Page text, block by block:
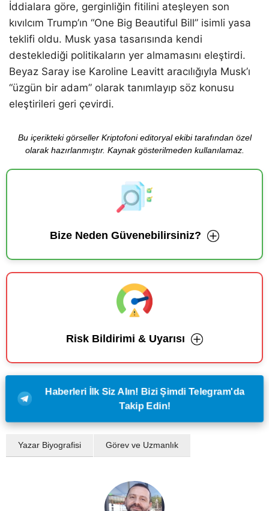
İddialara göre, gerginliğin fitilini ateşleyen son
kıvılcım Trump’ın “One Big Beautiful Bill” isimli yasa
teklifi oldu. Musk yasa tasarısında kendi
desteklediği politikaların yer almamasını eleştirdi.
Beyaz Saray ise Karoline Leavitt aracılığıyla Musk’ı
“üzgün bir adam” olarak tanımlayıp söz konusu
eleştirileri geri çevirdi.
Bu içerikteki görseller Kriptofoni editoryal ekibi tarafından özel
olarak hazırlanmıştır. Kaynak gösterilmeden kullanılamaz.
Bize Neden Güvenebilirsiniz?
Risk Bildirimi & Uyarısı
Haberleri İlk Siz Alın! Bizi Şimdi Telegram'da
Takip Edin!
Yazar Biyografisi Görev ve Uzmanlık